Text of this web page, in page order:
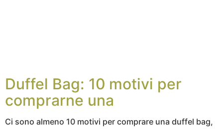
Duffel Bag: 10 motivi per
comprarne una
Ci sono almeno 10 motivi per comprare una duffel bag,